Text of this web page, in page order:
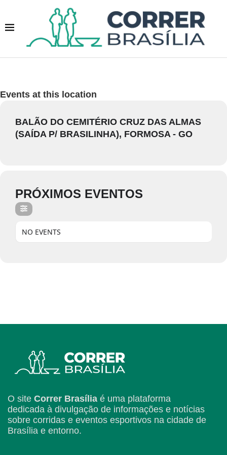
Events at this location
BALÃO DO CEMITÉRIO CRUZ DAS ALMAS
(SAÍDA P/ BRASILINHA), FORMOSA - GO
PRÓXIMOS EVENTOS
NO EVENTS
O site Correr Brasília é uma plataforma
dedicada à divulgação de informações e notícias
sobre corridas e eventos esportivos na cidade de
Brasília e entorno.